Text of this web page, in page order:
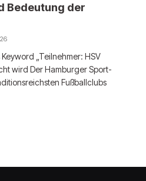
Bedeutung der
„Teilnehmer: HSV
wird Der Hamburger Sport-
Fußballclubs